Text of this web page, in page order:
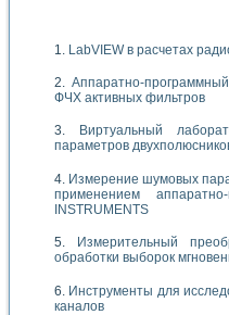
LabVIEW в расчетах
Аппаратно-
ФЧХ активных фильтров
Виртуальный
параметров
Измерение шумовых
применением
INSTRUMENTS
Измерительный
обработки выборок
Инструменты для
каналов